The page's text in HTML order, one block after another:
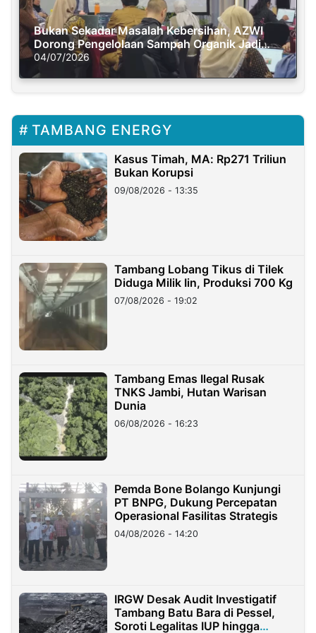
Bukan Sekadar Masalah Kebersihan, AZWI
Dorong Pengelolaan Sampah Organik Jadi
Solusi Krisis Iklim
04/07/2026
TAMBANG ENERGY
Kasus Timah, MA: Rp271 Triliun
Bukan Korupsi
09/08/2026 - 13:35
Tambang Lobang Tikus di Tilek
Diduga Milik Iin, Produksi 700 Kg
07/08/2026 - 19:02
Tambang Emas Ilegal Rusak
TNKS Jambi, Hutan Warisan
Dunia
06/08/2026 - 16:23
Pemda Bone Bolango Kunjungi
PT BNPG, Dukung Percepatan
Operasional Fasilitas Strategis
04/08/2026 - 14:20
IRGW Desak Audit Investigatif
Tambang Batu Bara di Pessel,
Soroti Legalitas IUP hingga